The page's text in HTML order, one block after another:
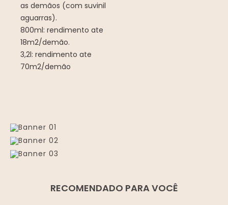
as demãos (com suvinil
aguarras).
800ml: rendimento ate
18m2/demão.
3,2l: rendimento ate
70m2/demão
RECOMENDADO PARA VOCÊ